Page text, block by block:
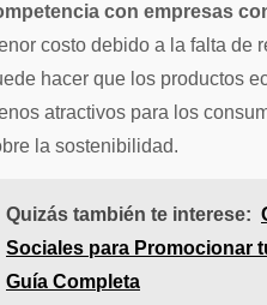
con empresas
costo debido a la falta de
hacer que los productos
atractivos para los
la sostenibilidad.
Quizás también te interese:
Sociales para Promocionar
Guía Completa